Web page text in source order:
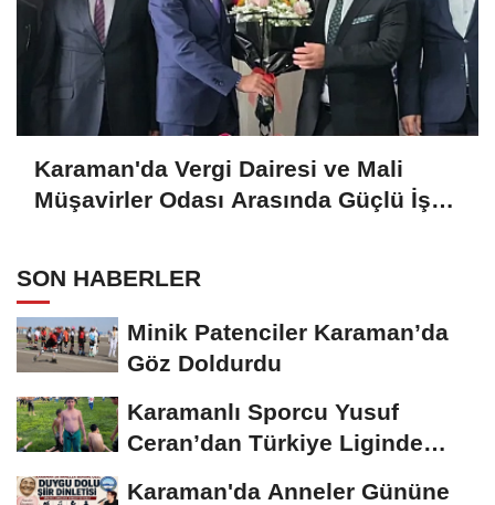
Karaman'da Vergi Dairesi ve Mali
Müşavirler Odası Arasında Güçlü İş
SON HABERLER
Minik Patenciler Karaman’da
Göz Doldurdu
Karamanlı Sporcu Yusuf
Ceran’dan Türkiye Liginde
Karaman'da Anneler Gününe